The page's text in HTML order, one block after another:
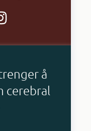
å
cerebral